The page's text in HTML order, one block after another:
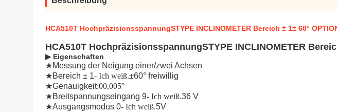
HCA510T HochpräzisionsspannungSTYPE INCLINOMETER Bereich ± 1± 60°
HCA510T HochpräzisionsspannungSTYPE INCLINOMETER
▶ Eigenschaften
★Messung der Neigung einer/zwei Achsen
★Bereich ± 1- Ich weiß.±60° freiwillig
★Genauigkeit:00,005°
★Breitspannungseingang 9- Ich weiß.36 V
★Ausgangsmodus 0- Ich weiß.5V